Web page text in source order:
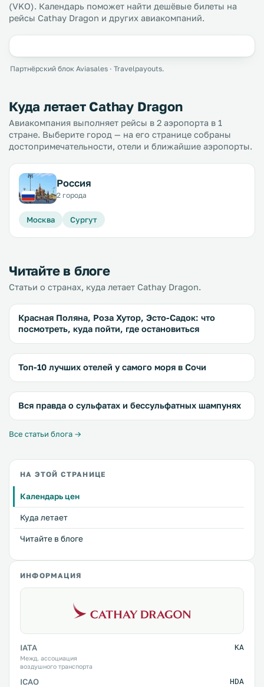
(VKO). Календарь поможет найти дешёвые билеты на
рейсы Cathay Dragon и других авиакомпаний.
Партнёрский блок Aviasales · Travelpayouts.
Куда летает Cathay Dragon
Авиакомпания выполняет рейсы в 2 аэропорта в 1
стране. Выберите город — на его странице собраны
достопримечательности, отели и ближайшие аэропорты.
Россия
2 города
Москва Сургут
Читайте в блоге
Статьи о странах, куда летает Cathay Dragon.
Красная Поляна, Роза Хутор, Эсто-Садок: что
посмотреть, куда пойти, где остановиться
Топ-10 лучших отелей у самого моря в Сочи
Вся правда о сульфатах и бессульфатных шампунях
Все статьи блога →
НА ЭТОЙ СТРАНИЦЕ
Календарь цен
Куда летает
Читайте в блоге
ИНФОРМАЦИЯ
IATA
Межд. ассоциация
воздушного транспорта
KA
ICAO HDA